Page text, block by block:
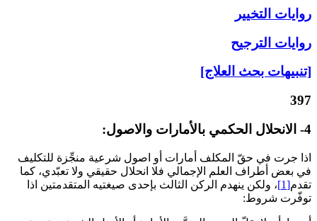
روايات التخيير
روايات الترجيح
[تنبيهات بحث العلاج]
397
4- الانحلال الحكمي بالأمارات والاصول:
اذا جرت في حقّ المكلف أمارات أو اصول شرعية منجِّزة للتكليف
في بعض أطراف العلم الإجمالي فلا انحلال حقيقي ولا تعبّدي، كما
تقدم‏[1]
، ولكن ينهدم الركن الثالث بإحدى‏ صيغتيه المتقدمتين اذا
توفّرت شروط: